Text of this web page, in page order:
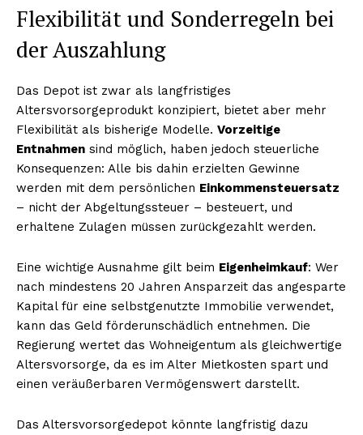
Flexibilität und Sonderregeln bei
der Auszahlung
Das Depot ist zwar als langfristiges
Altersvorsorgeprodukt konzipiert, bietet aber mehr
Flexibilität als bisherige Modelle. Vorzeitige
Entnahmen sind möglich, haben jedoch steuerliche
Konsequenzen: Alle bis dahin erzielten Gewinne
werden mit dem persönlichen Einkommensteuersatz
– nicht der Abgeltungssteuer – besteuert, und
erhaltene Zulagen müssen zurückgezahlt werden.
Eine wichtige Ausnahme gilt beim Eigenheimkauf: Wer
nach mindestens 20 Jahren Ansparzeit das angesparte
Kapital für eine selbstgenutzte Immobilie verwendet,
kann das Geld förderunschädlich entnehmen. Die
Regierung wertet das Wohneigentum als gleichwertige
Altersvorsorge, da es im Alter Mietkosten spart und
einen veräußerbaren Vermögenswert darstellt.
Das Altersvorsorgedepot könnte langfristig dazu